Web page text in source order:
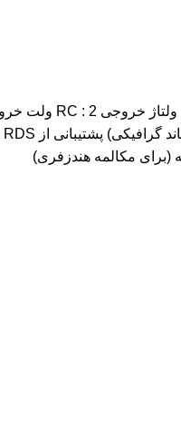
(برای مکالمه هندزفری)